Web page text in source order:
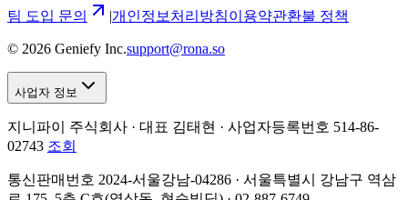
팀 도입 문의
|개인정보처리방침이용약관환불 정책
© 2026 Geniefy Inc.support@rona.so
사업자 정보
지니파이 주식회사 · 대표 김태현 · 사업자등록번호 514-86-
02743 조회
통신판매번호 2024-서울강남-04286 · 서울특별시 강남구 역삼